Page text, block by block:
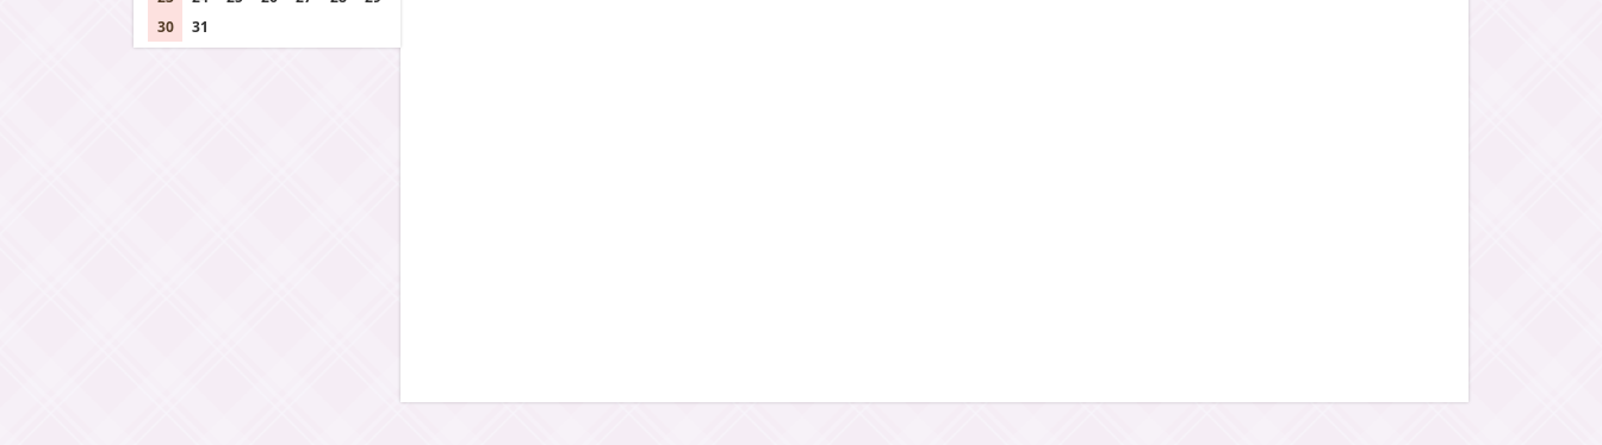
30
31